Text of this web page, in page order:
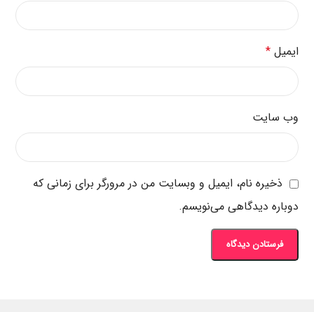
ایمیل*
وب‌ سایت
ذخیره نام، ایمیل و وبسایت من در مرورگر برای زمانی که
دوباره دیدگاهی می‌نویسم.